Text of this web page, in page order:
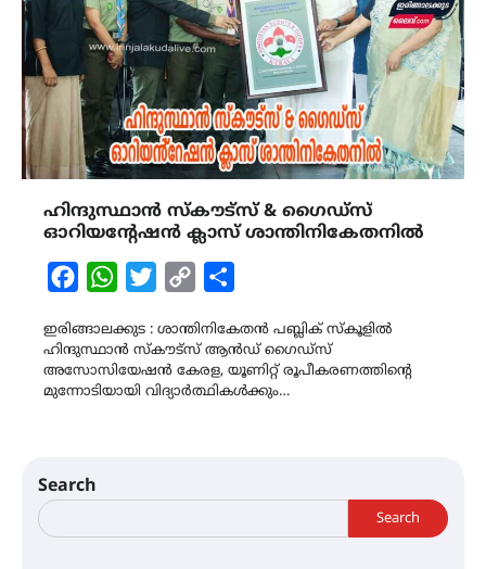
ഹിന്ദുസ്ഥാൻ സ്കൗട്സ് & ഗൈഡ്സ്
ഓറിയൻ്റേഷൻ ക്ലാസ് ശാന്തിനികേതനിൽ
FacebookWhatsAppTwitterCopy
ഇരിങ്ങാലക്കുട : ശാന്തിനികേതൻ പബ്ലിക് സ്കൂളിൽ
ഹിന്ദുസ്ഥാൻ സ്കൗട്സ് ആൻഡ് ഗൈഡ്സ്
അസോസിയേഷൻ കേരള, യൂണിറ്റ് രൂപീകരണത്തിൻ്റെ
മുന്നോടിയായി വിദ്യാർത്ഥികൾക്കും…
Search
Search